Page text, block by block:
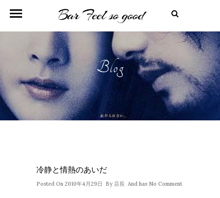
Blog
冷静と情熱のあいだ
Posted On 2010年4月29日 By 店長 And has No Comment